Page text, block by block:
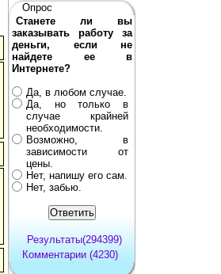
Опрос
Станете ли вы
заказывать работу за
деньги, если не
найдете ее в
Интернете?
Да, в любом случае.
Да, но только в
случае крайней
необходимости.
Возможно, в
зависимости от
цены.
Нет, напишу его сам.
Нет, забью.
Результаты(294399)
Комментарии (4230)